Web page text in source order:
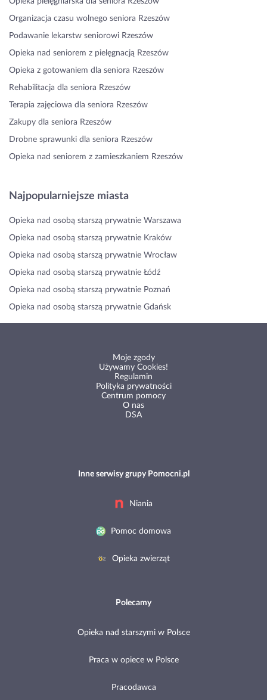
Organizacja czasu wolnego seniora Rzeszów
Podawanie lekarstw seniorowi Rzeszów
Opieka nad seniorem z pielęgnacją Rzeszów
Opieka z gotowaniem dla seniora Rzeszów
Rehabilitacja dla seniora Rzeszów
Terapia zajęciowa dla seniora Rzeszów
Zakupy dla seniora Rzeszów
Drobne sprawunki dla seniora Rzeszów
Opieka nad seniorem z zamieszkaniem Rzeszów
Najpopularniejsze miasta
Opieka nad osobą starszą prywatnie Warszawa
Opieka nad osobą starszą prywatnie Kraków
Opieka nad osobą starszą prywatnie Wrocław
Opieka nad osobą starszą prywatnie Łódź
Opieka nad osobą starszą prywatnie Poznań
Opieka nad osobą starszą prywatnie Gdańsk
Moje zgody
Używamy Cookies!
Regulamin
Polityka prywatności
Centrum pomocy
O nas
DSA
Inne serwisy grupy Pomocni.pl
Niania
Pomoc domowa
Opieka zwierząt
Polecamy
Opieka nad starszymi w Polsce
Praca w opiece w Polsce
Pracodawca